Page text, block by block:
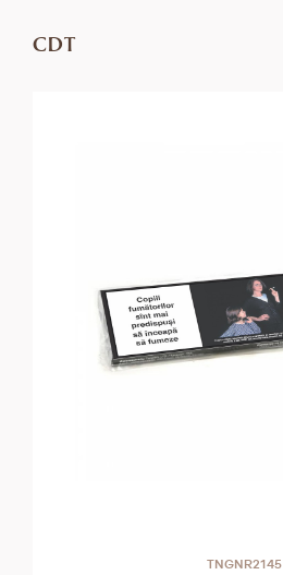
CDT
TNGNR2145